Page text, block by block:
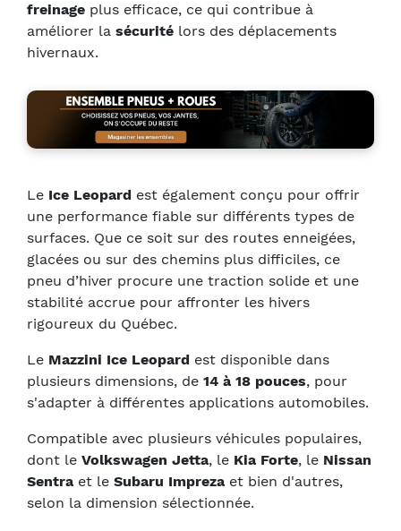
freinage plus efficace, ce qui contribue à
améliorer la sécurité lors des déplacements
hivernaux.
Le Ice Leopard est également conçu pour offrir
une performance fiable sur différents types de
surfaces. Que ce soit sur des routes enneigées,
glacées ou sur des chemins plus difficiles, ce
pneu d’hiver procure une traction solide et une
stabilité accrue pour affronter les hivers
rigoureux du Québec.
Le Mazzini Ice Leopard est disponible dans
plusieurs dimensions, de 14 à 18 pouces, pour
s'adapter à différentes applications automobiles.
Compatible avec plusieurs véhicules populaires,
dont le Volkswagen Jetta, le Kia Forte, le Nissan
Sentraet le Subaru Imprezaet bien d'autres,
selon la dimension sélectionnée.